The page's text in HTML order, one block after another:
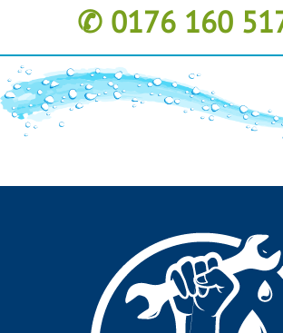
✆ 0176 160